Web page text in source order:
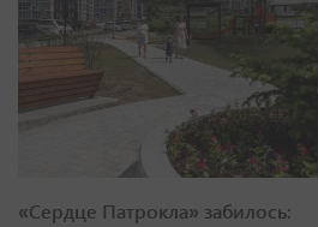
«Сердце Патрокла» забилось: